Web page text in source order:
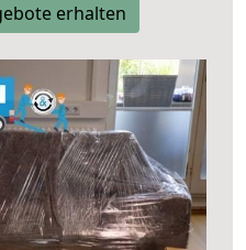
erhalten